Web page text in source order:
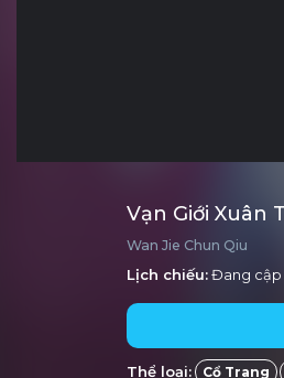
Vạn Giới Xuân
Wan Jie Chun Qiu
Lịch chiếu:Đang cập
Thể loại: Cổ Trang